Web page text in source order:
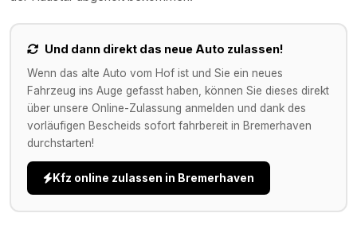
Und dann direkt das neue Auto zulassen!
Wenn das alte Auto vom Hof ist und Sie ein neues
Fahrzeug ins Auge gefasst haben, können Sie dieses direkt
über unsere Online-Zulassung anmelden und dank des
vorläufigen Bescheids sofort fahrbereit in Bremerhaven
durchstarten!
Kfz online zulassen in Bremerhaven